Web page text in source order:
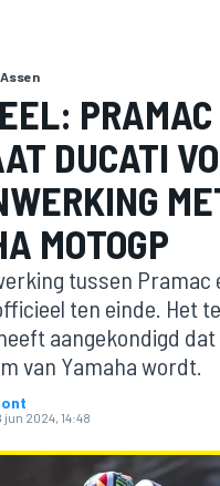
PRAMAC
DUCATI
MOTOGP
tussen Pramac
ten einde. Het
aangekondigd
van Yamaha wordt.
jun 2024, 14:48